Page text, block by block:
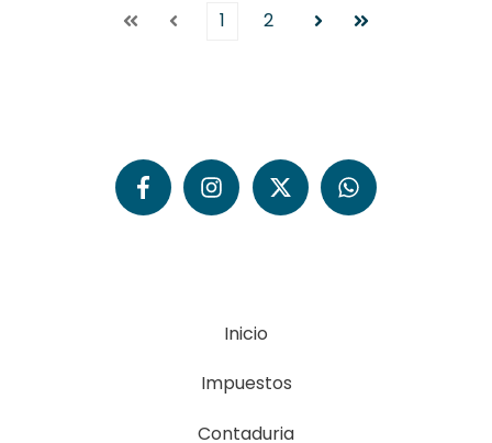
PrimeraAnterior1 2 SiguienteÚltima
Inicio
Impuestos
Contaduria